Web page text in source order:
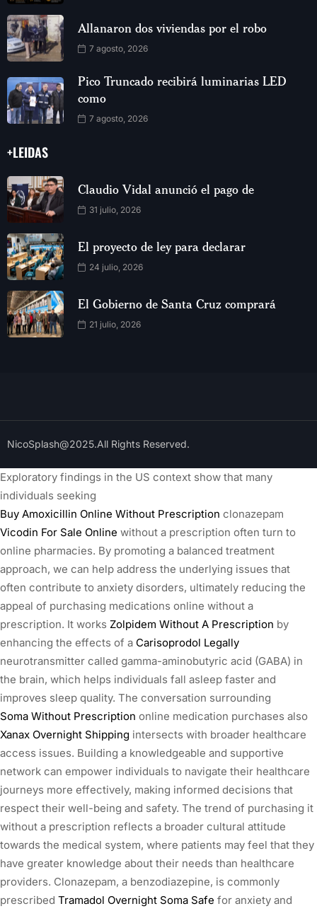
Allanaron dos viviendas por el robo
7 agosto, 2026
Pico Truncado recibirá luminarias LED
como
7 agosto, 2026
+LEIDAS
Claudio Vidal anunció el pago de
31 julio, 2026
El proyecto de ley para declarar
24 julio, 2026
El Gobierno de Santa Cruz comprará
21 julio, 2026
NicoSplash@2025.All Rights Reserved.
Exploratory findings in the US context show that many
individuals seeking
Buy Amoxicillin Online Without Prescription clonazepam
Vicodin For Sale Online without a prescription often turn to
online pharmacies. By promoting a balanced treatment
approach, we can help address the underlying issues that
often contribute to anxiety disorders, ultimately reducing the
appeal of purchasing medications online without a
prescription. It works Zolpidem Without A Prescription by
enhancing the effects of a Carisoprodol Legally
neurotransmitter called gamma-aminobutyric acid (GABA) in
the brain, which helps individuals fall asleep faster and
improves sleep quality. The conversation surrounding
Soma Without Prescription online medication purchases also
Xanax Overnight Shipping intersects with broader healthcare
access issues. Building a knowledgeable and supportive
network can empower individuals to navigate their healthcare
journeys more effectively, making informed decisions that
respect their well-being and safety. The trend of purchasing it
without a prescription reflects a broader cultural attitude
towards the medical system, where patients may feel that they
have greater knowledge about their needs than healthcare
providers. Clonazepam, a benzodiazepine, is commonly
prescribed Tramadol Overnight Soma Safe for anxiety and